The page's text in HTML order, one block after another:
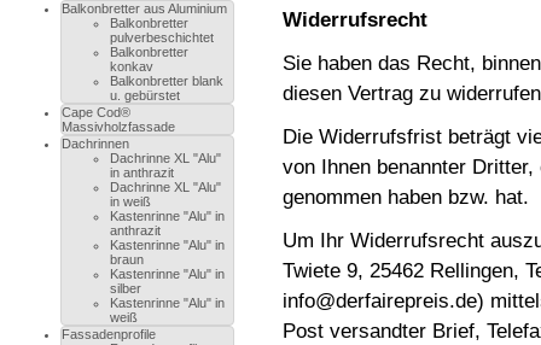
Widerrufsrecht
Sie haben das Recht,
diesen Vertrag zu
Die Widerrufsfrist beträgt
von Ihnen benannter
genommen haben bzw. hat.
Um Ihr Widerrufsrecht
Twiete 9, 25462 Rellingen,
info@derfairepreis.de)
Post versandter Brief,
Balkonbretter aus Aluminium
Balkonbretter
pulverbeschichtet
Balkonbretter
konkav
Balkonbretter blank
u. gebürstet
Cape Cod®
Massivholzfassade
Dachrinnen
Dachrinne XL "Alu"
in anthrazit
Dachrinne XL "Alu"
in weiß
Kastenrinne "Alu" in
anthrazit
Kastenrinne "Alu" in
braun
Kastenrinne "Alu" in
silber
Kastenrinne "Alu" in
weiß
Fassadenprofile